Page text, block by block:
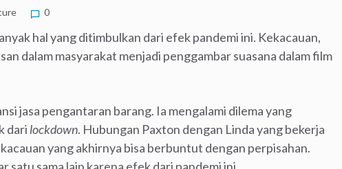
0
hal yang ditimbulkan dari efek pandemi ini. Kekacauan,
dalam masyarakat menjadi penggambar suasana dalam film
jasa pengantaran barang. Ia mengalami dilema yang
dari lockdown. Hubungan Paxton dengan Linda yang bekerja
yang akhirnya bisa berbuntut dengan perpisahan.